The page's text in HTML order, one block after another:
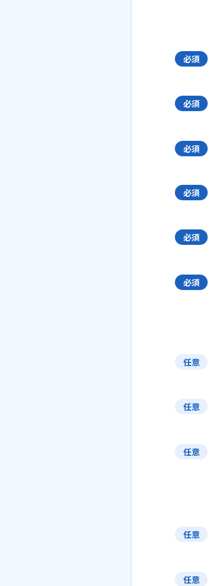
必須
必須
必須
必須
必須
必須
任意
任意
任意
任意
任意